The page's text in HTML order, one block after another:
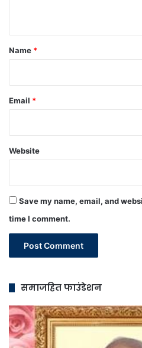
*
Name *
Email *
Website
Save my name, email, and
time I comment.
समाजहित फाउंडेशन